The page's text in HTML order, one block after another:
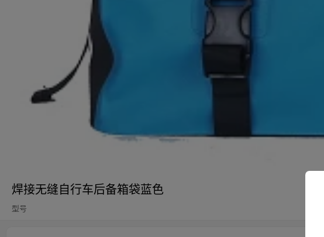
焊接无缝自行车后备箱袋蓝色
型号